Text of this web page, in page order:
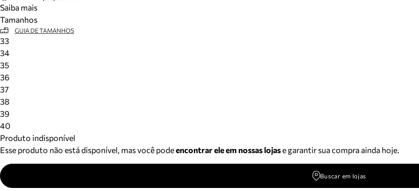
Saiba mais
Tamanhos
GUIA DE TAMANHOS
33
34
35
36
37
38
39
40
Produto indisponível
Esse produto não está disponível, mas você podeencontrar ele em nossas lojase garantir sua compra ainda hoje.
Buscar em lojas